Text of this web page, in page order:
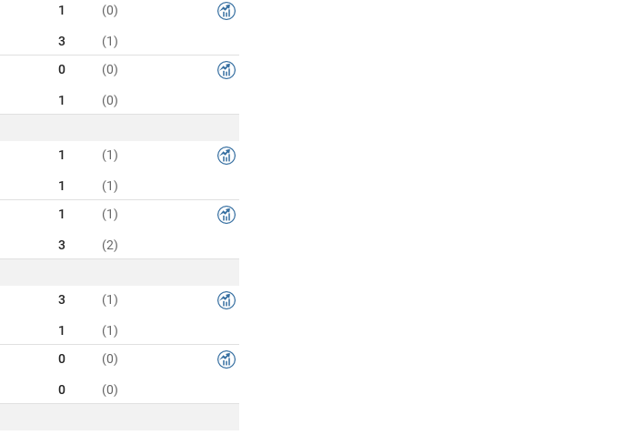
1 (0)
3 (1)
0 (0)
1
(0)
1 (1)
1 (1)
1 (1)
3
(2)
3 (1)
1 (1)
0 (0)
0
(0)